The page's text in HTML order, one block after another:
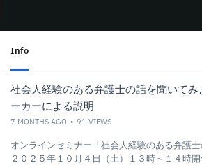
Info
社会⼈経験のある弁護⼠の話を聞いて
ーカーによる説明
7 MONTHS AGO 91 VIEWS
オンラインセミナー「社会⼈経験のある弁護⼠
２０２５年１０月４日（土）１３時～１４時開